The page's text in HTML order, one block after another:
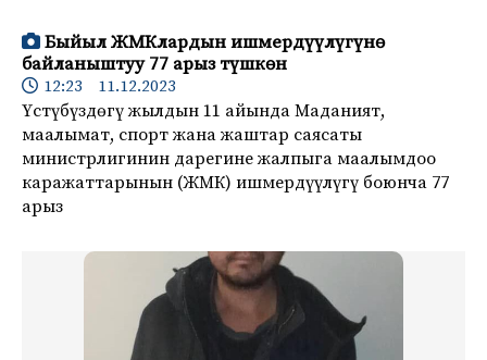
Быйыл ЖМКлардын ишмердүүлүгүнө
байланыштуу 77 арыз түшкөн
12:23 11.12.2023
Үстүбүздөгү жылдын 11 айында Маданият,
маалымат, спорт жана жаштар саясаты
министрлигинин дарегине жалпыга маалымдоо
каражаттарынын (ЖМК) ишмердүүлүгү боюнча 77
арыз